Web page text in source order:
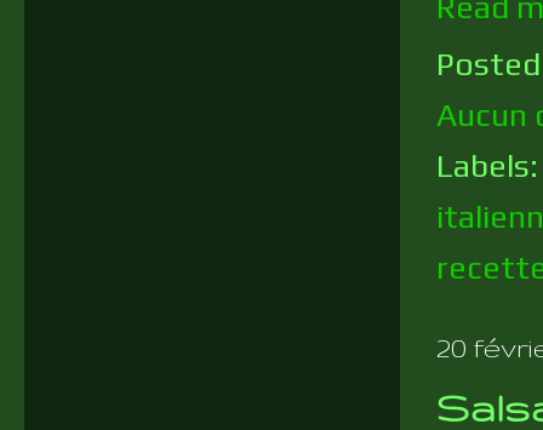
Aucun
20